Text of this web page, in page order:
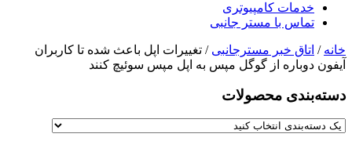
خدمات کامپیوتری
تماس با مستر جانبی
خانه / اتاق خبر مسترجانبی / تغییرات اپل باعث شده تا کاربران
آیفون دوباره از گوگل مپس به اپل مپس سوئیچ کنند
دسته‌بندی‌ محصولات